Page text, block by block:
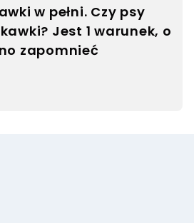
w pełni. Czy psy
Jest 1 warunek, o
zapomnieć